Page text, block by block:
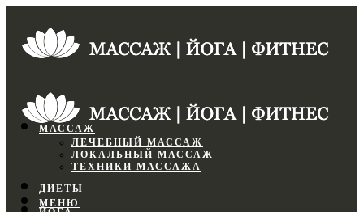
МАССАЖ
ЛЕЧЕБНЫЙ МАССАЖ
ЛОКАЛЬНЫЙ МАССАЖ
ТЕХНИКИ МАССАЖА
ДИЕТЫ
МЕНЮ